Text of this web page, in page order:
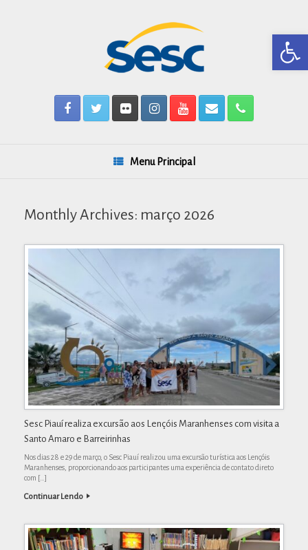
Barra de
Menu Principal
Monthly Archives: março 2026
Sesc Piauí realiza excursão aos Lençóis Maranhenses com visita a
Santo Amaro e Barreirinhas
Nos dias 28 e 29 de março, o Sesc Piauí realizou uma excursão turística aos Lençóis
Maranhenses, proporcionando aos participantes uma experiência de contato direto
com […]
Continuar Lendo